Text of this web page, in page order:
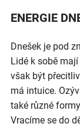
ENERGIE
Dnešek je pod
Lidé k sobě
však být
má intuice.
také různé
Vracíme se do